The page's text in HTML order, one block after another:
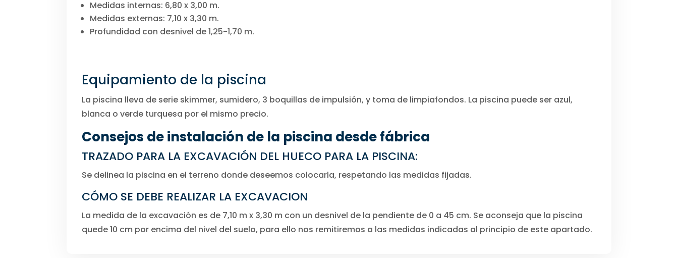
Medidas internas: 6,80 x 3,00 m.
Medidas externas: 7,10 x 3,30 m.
Profundidad con desnivel de 1,25-1,70 m.
Equipamiento de la piscina
La piscina lleva de serie skimmer, sumidero, 3 boquillas de impulsión, y toma de limpiafondos. La piscina puede ser azul,
blanca o verde turquesa por el mismo precio.
Consejos de instalación de la piscina desde fábrica
TRAZADO PARA LA EXCAVACIÓN DEL HUECO PARA LA PISCINA:
Se delinea la piscina en el terreno donde deseemos colocarla, respetando las medidas fijadas.
CÓMO SE DEBE REALIZAR LA EXCAVACION
La medida de la excavación es de 7,10 m x 3,30 m con un desnivel de la pendiente de 0 a 45 cm. Se aconseja que la piscina
quede 10 cm por encima del nivel del suelo, para ello nos remitiremos a las medidas indicadas al principio de este apartado.